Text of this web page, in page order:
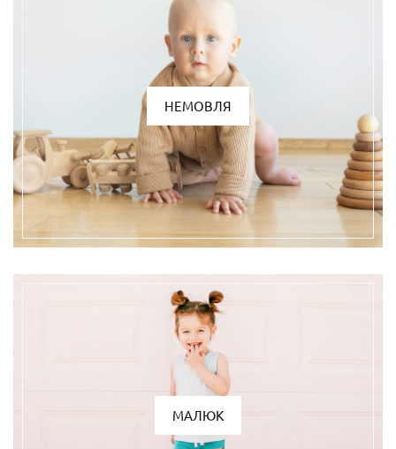
НЕМОВЛЯ
МАЛЮК